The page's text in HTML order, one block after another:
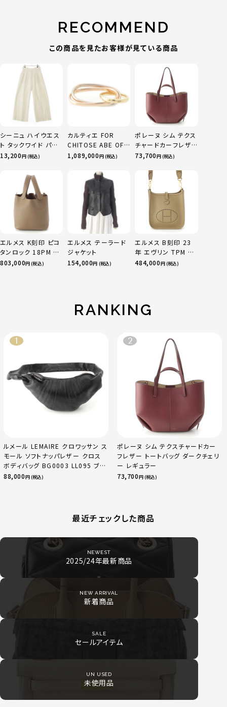
RECOMMEND
この商品を見たお客様が見ている商品
シーニュ ハイウエス
ト タックワイド パン
ツ ボトムス オフホワ
13,200円 (税込)
カルティエ FOR
CHITOSE ABE OF
sacai サカイ 750
ニティ リング 指輪 マ
ルチカラー 50 51
52 24.9g
1,089,000円 (税込)
ポレーヌ シム テクス
チャードカーフレザ
ー トートバッグ ダー
73,700円 (税込)
エルメス K刻印 ピコ
タンロック 18PM ト
リヨン ハンドバッグ
803,000円 (税込)
エルメス テーラード
ジャケット
154,000円 (税込)
エルメス B刻印 23
年 エヴリン TPM 16
アマゾン トリヨンク
484,000円 (税込)
RANKING
ルメール LEMAIRE クロワッサン ス
モール ソフトナッパレザー クロス
ボディバッグ BG0003 LL095 ブラ
ック
88,000円 (税込)
ポレーヌ シム テクスチャードカー
フレザー トートバッグ ダークチェリ
ー レギュラー
73,700円 (税込)
最近チェックした商品
NEWEST
2025/24年最新商品
NEW ARRIVAL
新着商品
SALE
セールアイテム
UN USED
未使用品